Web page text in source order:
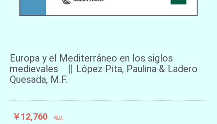
Europa y el Mediterráneo en los siglos
medievales ∥ López Pita, Paulina & Ladero
Quesada, M.F.
￥12,760 税込